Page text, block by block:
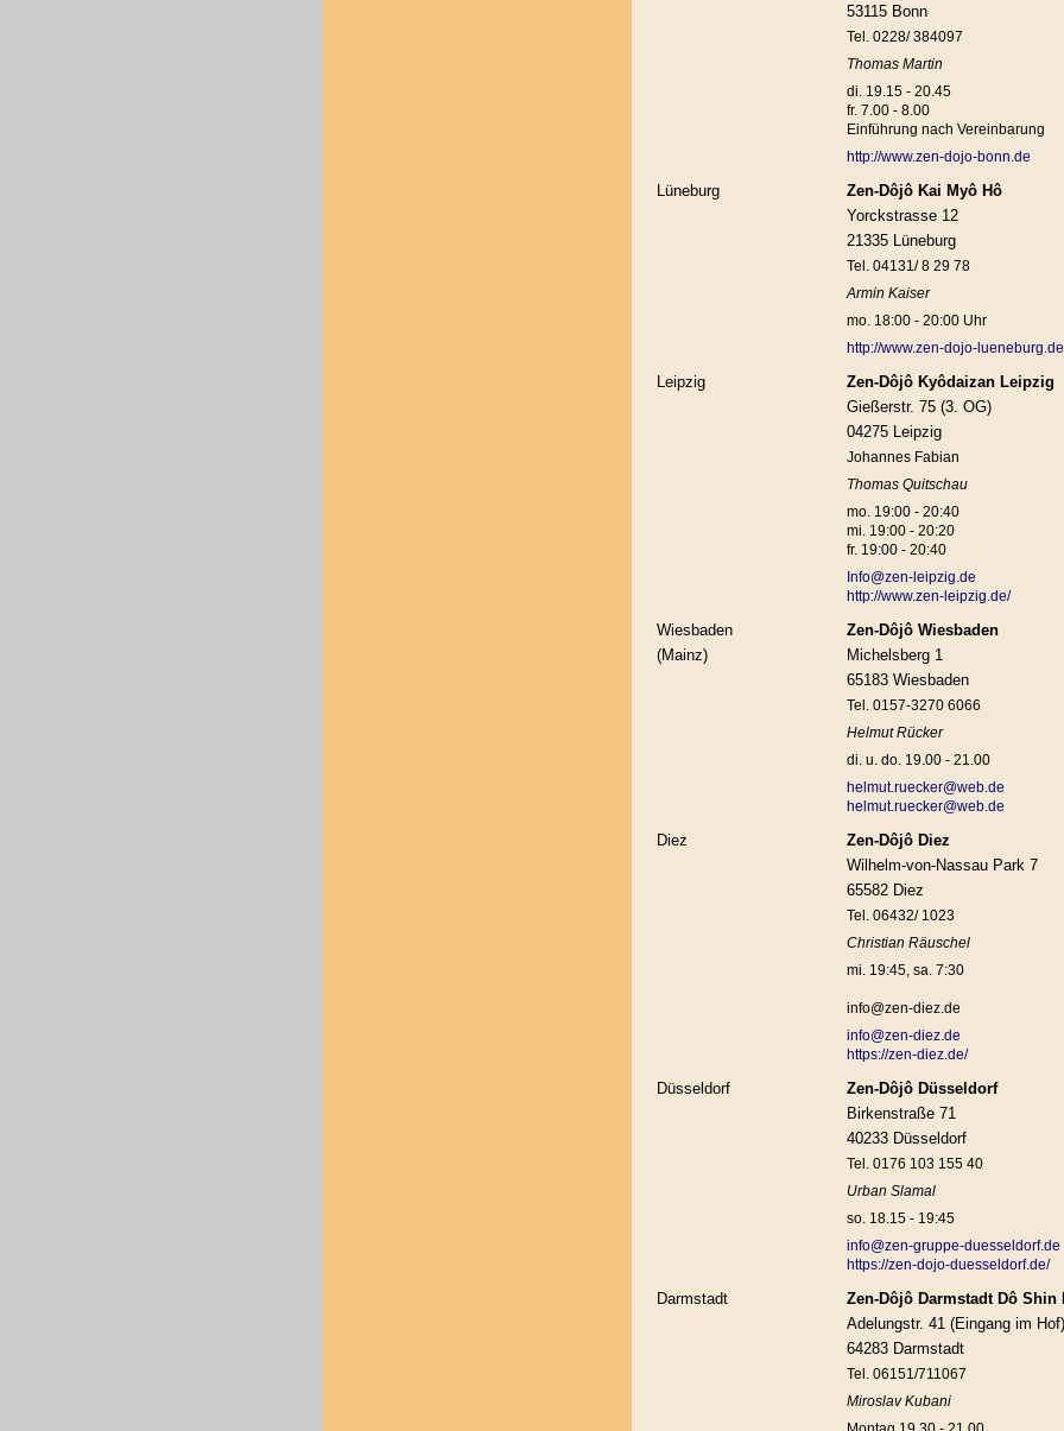
53115 Bonn
Tel. 0228/ 384097
Thomas Martin
di. 19.15 - 20.45
fr. 7.00 - 8.00
Einführung nach Vereinbarung
http://www.zen-dojo-bonn.de
Lüneburg
Zen-Dôjô Kai Myô Hô
Yorckstrasse 12
21335 Lüneburg
Tel. 04131/ 8 29 78
Armin Kaiser
mo. 18:00 - 20:00 Uhr
http://www.zen-dojo-lueneburg.de
Leipzig
Zen-Dôjô Kyôdaizan Leipzig
Gießerstr. 75 (3. OG)
04275 Leipzig
Johannes Fabian
Thomas Quitschau
mo. 19:00 - 20:40
mi. 19:00 - 20:20
fr. 19:00 - 20:40
Info@zen-leipzig.de
http://www.zen-leipzig.de/
Wiesbaden
Zen-Dôjô Wiesbaden
(Mainz)
Michelsberg 1
65183 Wiesbaden
Tel. 0157-3270 6066
Helmut Rücker
di. u. do. 19.00 - 21.00
helmut.ruecker@web.de
helmut.ruecker@web.de
Diez
Zen-Dôjô Diez
Wilhelm-von-Nassau Park 7
65582 Diez
Tel. 06432/ 1023
Christian Räuschel
mi. 19:45, sa. 7:30
info@zen-diez.de
info@zen-diez.de
https://zen-diez.de/
Düsseldorf
Zen-Dôjô Düsseldorf
Birkenstraße 71
40233 Düsseldorf
Tel. 0176 103 155 40
Urban Slamal
so. 18.15 - 19:45
info@zen-gruppe-duesseldorf.de
https://zen-dojo-duesseldorf.de/
Darmstadt
Zen-Dôjô Darmstadt Dô Shin
Adelungstr. 41 (Eingang im Hof)
64283 Darmstadt
Tel. 06151/711067
Miroslav Kubani